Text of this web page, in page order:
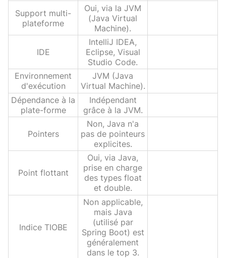
Support multi-
plateforme
Oui, via la JVM
(Java Virtual
Machine).
IDE
IntelliJ IDEA,
Eclipse, Visual
Studio Code.
Environnement
d'exécution
JVM (Java
Virtual Machine).
Dépendance à la
plate-forme
Indépendant
grâce à la JVM.
Pointers
Non, Java n'a
pas de pointeurs
explicites.
Point flottant
Oui, via Java,
prise en charge
des types float
et double.
Indice TIOBE
Non applicable,
mais Java
(utilisé par
Spring Boot) est
généralement
dans le top 3.